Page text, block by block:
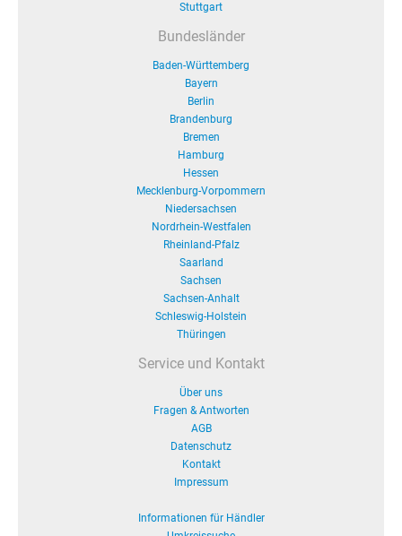
Stuttgart
Bundesländer
Baden-Württemberg
Bayern
Berlin
Brandenburg
Bremen
Hamburg
Hessen
Mecklenburg-Vorpommern
Niedersachsen
Nordrhein-Westfalen
Rheinland-Pfalz
Saarland
Sachsen
Sachsen-Anhalt
Schleswig-Holstein
Thüringen
Service und Kontakt
Über uns
Fragen & Antworten
AGB
Datenschutz
Kontakt
Impressum
Informationen für Händler